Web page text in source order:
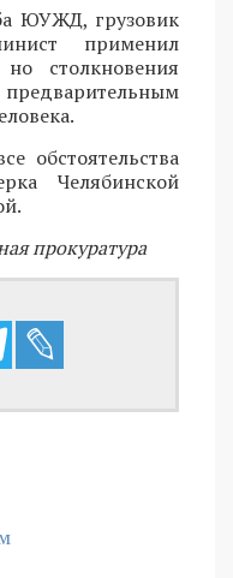
ЮУЖД, грузовик
применил
столкновения
обстоятельства
Челябинской
прокуратура